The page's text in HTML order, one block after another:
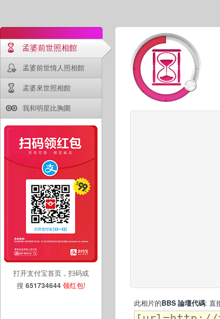
孟婆前世照相館
孟婆前世情人照相館
孟婆來世照相館
我和明星比胸圍
打开支付宝首页，扫码或
搜 651734644 领红包!
此相片的BBS 論壇代碼: 直